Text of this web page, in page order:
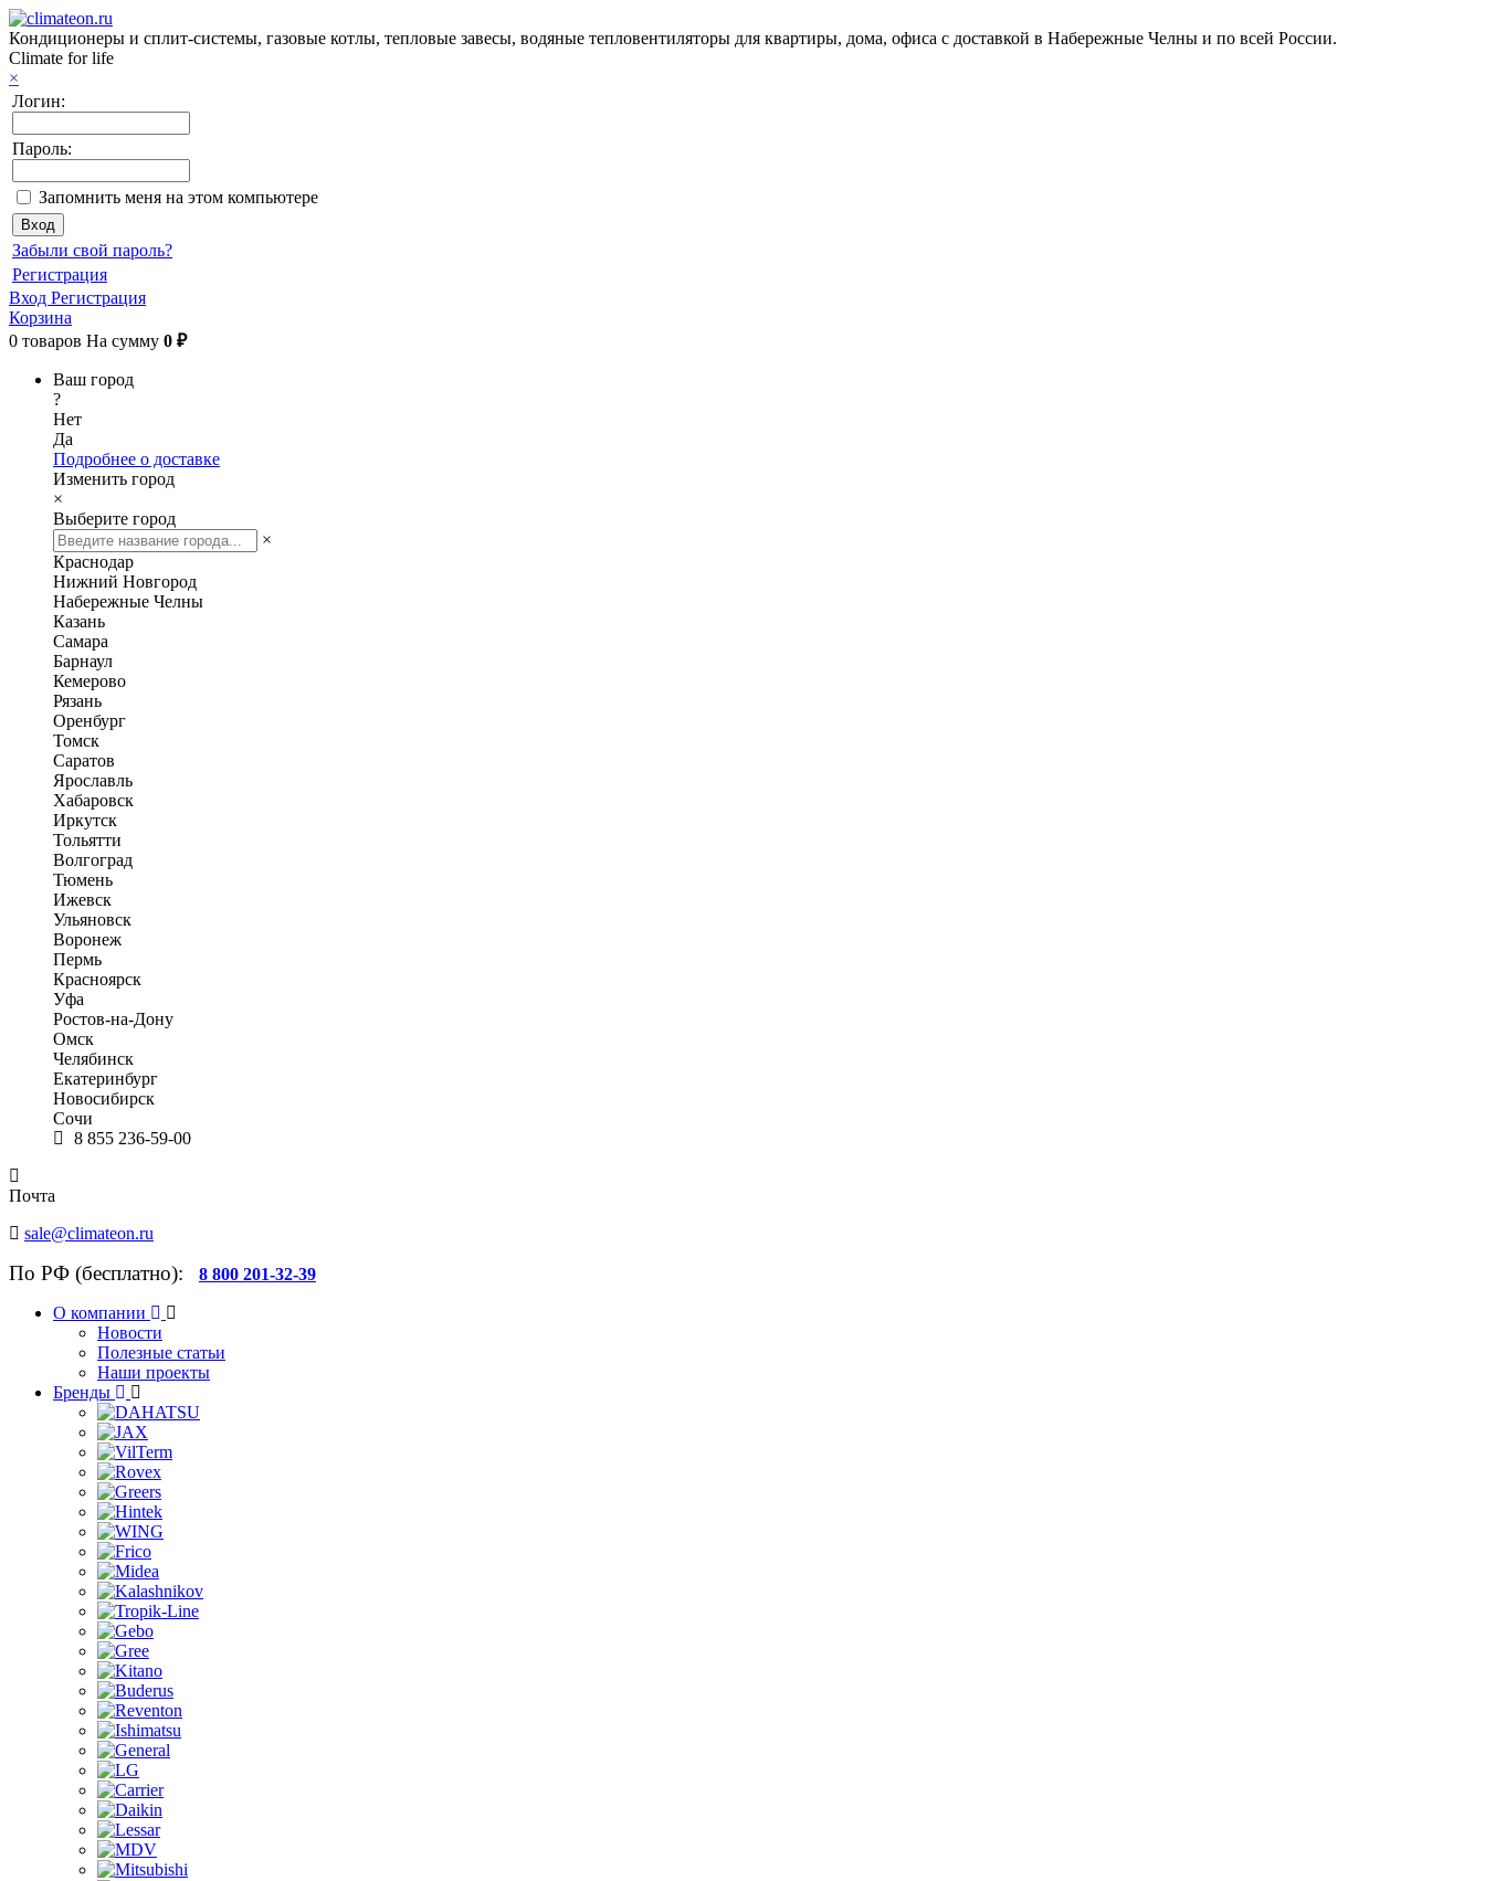
Кондиционеры и сплит-системы, газовые котлы, тепловые завесы, водяные тепловентиляторы для квартиры, дома, офиса с доставкой в Набережные Челны и по всей России.
Climate for life
×
Логин:
Пароль:
Запомнить меня на этом компьютере
Забыли свой пароль?
Регистрация
Вход Регистрация
Корзина
0 товаров На сумму 0 ₽
Ваш город
?
Нет
Да
Подробнее о доставке
Изменить город
×
Выберите город
×
Краснодар
Нижний Новгород
Набережные Челны
Казань
Самара
Барнаул
Кемерово
Рязань
Оренбург
Томск
Саратов
Ярославль
Хабаровск
Иркутск
Тольятти
Волгоград
Тюмень
Ижевск
Ульяновск
Воронеж
Пермь
Красноярск
Уфа
Ростов-на-Дону
Омск
Челябинск
Екатеринбург
Новосибирск
Сочи
8 855 236-59-00
Почта
sale@climateon.ru
По РФ (бесплатно): 8 800 201-32-39
О компании
Новости
Полезные статьи
Наши проекты
Бренды